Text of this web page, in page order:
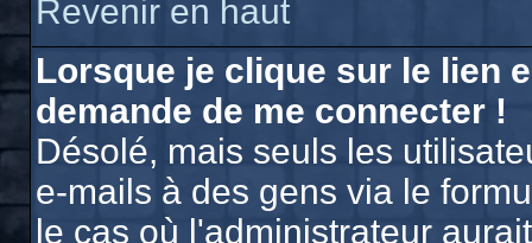
Revenir en haut
Lorsque je clique sur le lien
demande de me connecter !
Désolé, mais seuls les
e-mails à des gens via le
le cas où l'administrateur